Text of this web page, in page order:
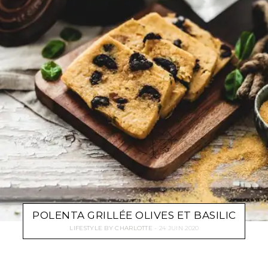
POLENTA GRILLÉE OLIVES ET BASILIC
LIFESTYLE BYCHARLOTTE 24 JUIN 2020